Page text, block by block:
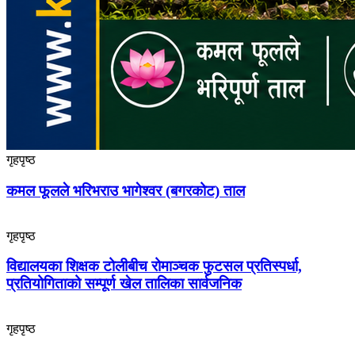
गृहपृष्ठ
कमल फूलले भरिभराउ भागेश्वर (बगरकोट) ताल
गृहपृष्ठ
विद्यालयका शिक्षक टोलीबीच रोमाञ्चक फुटसल प्रतिस्पर्धा,
प्रतियोगिताको सम्पूर्ण खेल तालिका सार्वजनिक
गृहपृष्ठ